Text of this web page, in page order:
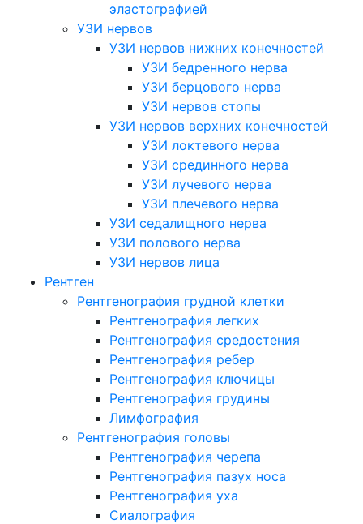
эластографией
УЗИ нервов
УЗИ нервов нижних конечностей
УЗИ бедренного нерва
УЗИ берцового нерва
УЗИ нервов стопы
УЗИ нервов верхних конечностей
УЗИ локтевого нерва
УЗИ срединного нерва
УЗИ лучевого нерва
УЗИ плечевого нерва
УЗИ седалищного нерва
УЗИ полового нерва
УЗИ нервов лица
Рентген
Рентгенография грудной клетки
Рентгенография легких
Рентгенография средостения
Рентгенография ребер
Рентгенография ключицы
Рентгенография грудины
Лимфография
Рентгенография головы
Рентгенография черепа
Рентгенография пазух носа
Рентгенография уха
Сиалография